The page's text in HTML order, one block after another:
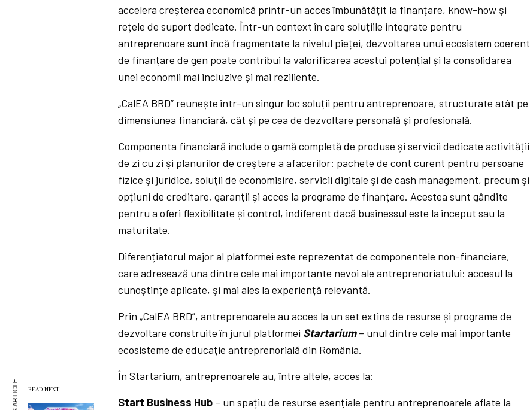
READ NEXT
accelera creșterea economică printr-un acces îmbunătățit la finanțare, know-how și
rețele de suport dedicate. Într-un context în care soluțiile integrate pentru
antreprenoare sunt încă fragmentate la nivelul pieței, dezvoltarea unui ecosistem coerent
de finanțare de gen poate contribui la valorificarea acestui potențial și la consolidarea
unei economii mai incluzive și mai reziliente.
„CalEA BRD” reunește într-un singur loc soluții pentru antreprenoare, structurate atât pe
dimensiunea financiară, cât și pe cea de dezvoltare personală și profesională.
Componenta financiară include o gamă completă de produse și servicii dedicate activității
de zi cu zi și planurilor de creștere a afacerilor: pachete de cont curent pentru persoane
fizice și juridice, soluții de economisire, servicii digitale și de cash management, precum și
opțiuni de creditare, garanții și acces la programe de finanțare. Acestea sunt gândite
pentru a oferi flexibilitate și control, indiferent dacă businessul este la început sau la
maturitate.
Diferențiatorul major al platformei este reprezentat de componentele non-financiare,
care adresează una dintre cele mai importante nevoi ale antreprenoriatului: accesul la
cunoștințe aplicate, și mai ales la experiență relevantă.
Prin „CalEA BRD”, antreprenoarele au acces la un set extins de resurse și programe de
dezvoltare construite în jurul platformei Startarium– unul dintre cele mai importante
ecosisteme de educație antreprenorială din România.
În Startarium, antreprenoarele au, între altele, acces la:
Start Business Hub – un spațiu de resurse esențiale pentru antreprenoarele aflate la